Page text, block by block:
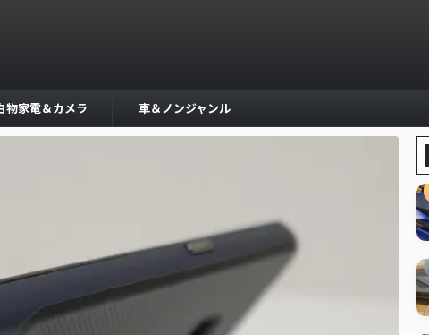
物家電＆カメラ 車＆ノンジャンル